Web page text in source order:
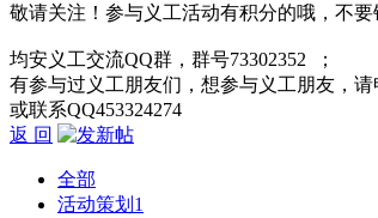
敬请关注！参与义工活动有积分的哦，不要
均安义工交流QQ群，群号73302352 ；
有参与过义工朋友们，想参与义工朋友，请
或联系QQ453324274
返 回
全部
活动策划 1